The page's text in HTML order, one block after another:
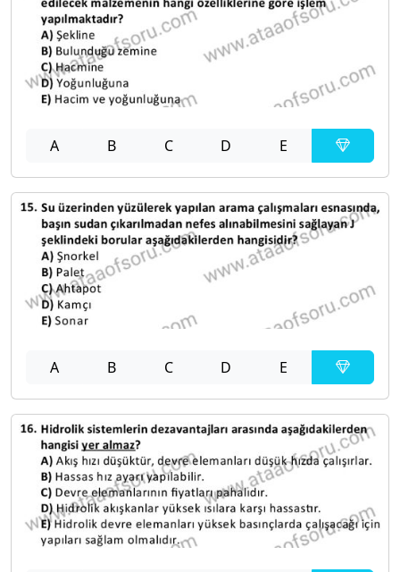
A B C D E
A B C D E